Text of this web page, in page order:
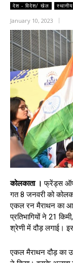
देश - विदेश/ खेल
January 10, 2023
कोलकाता । फ्रेंड्स ऑफ
गत 8 जनवरी को
एकल रन मैराथन का
प्रतिभागियों ने 21
श्रेणी में दौड़ लगाई।
एकल मैराथन दौड़ का